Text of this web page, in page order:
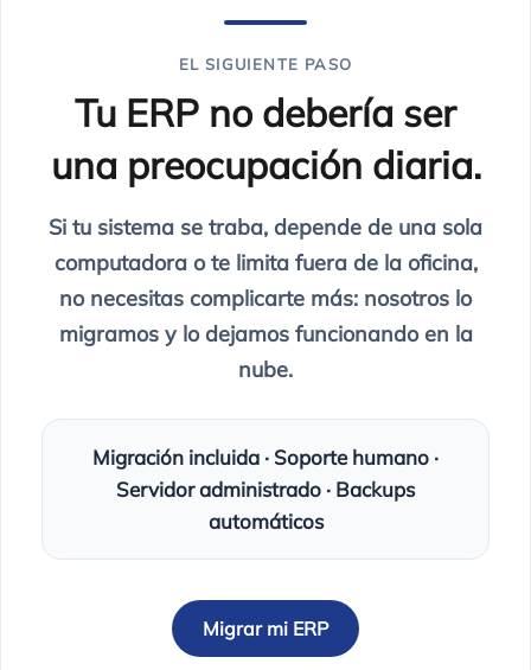
EL SIGUIENTE PASO
Tu ERP no debería ser
una preocupación diaria.
Si tu sistema se traba, depende de una sola
computadora o te limita fuera de la oficina,
no necesitas complicarte más: nosotros lo
migramos y lo dejamos funcionando en la
nube.
Migración incluida · Soporte humano ·
Servidor administrado · Backups
automáticos
Migrar mi ERP